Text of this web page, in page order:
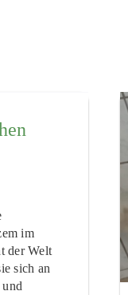
im
der Welt
sich an